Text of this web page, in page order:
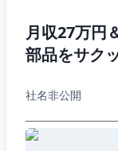
月収27万円
部品をサク
社名非公開